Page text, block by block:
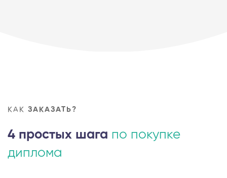
КАК ЗАКАЗАТЬ?
4 простых шага по покупке
диплома